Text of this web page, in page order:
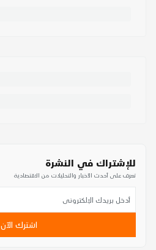
للإشتراك في النشرة
تعرف على أحدث الأخبار والتحليلات من الاقتصادية
اشترك الآن